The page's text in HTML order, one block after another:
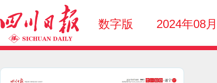
数字版 2024年08